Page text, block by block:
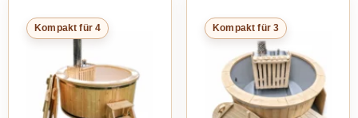
Kompakt für 4 Kompakt für 3